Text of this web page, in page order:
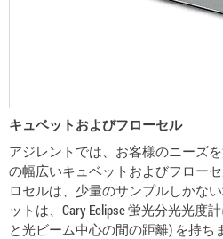
キュベットおよびフローセル
アジレントでは、お客様のニーズ
の幅広いキュベットおよびフロー
ロセルは、少量のサンプルしかな
ットは、Cary Eclipse 蛍光分光光度
と光ビーム中心の間の距離) を持ち